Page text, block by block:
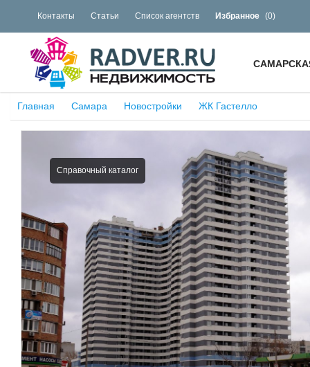
Контакты Статьи Список агентств Избранное (0)
Главная Самара Новостройки ЖК Гастелло
Справочный каталог